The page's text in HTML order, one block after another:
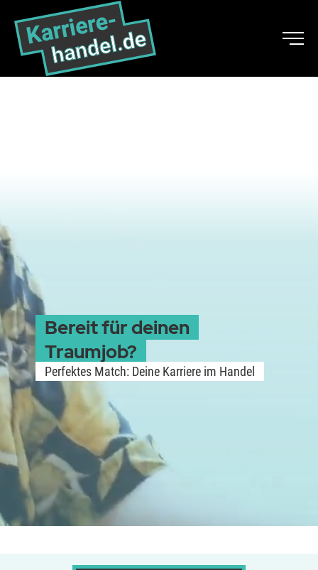
Bereit für deinen
Traumjob?
Perfektes Match: Deine Karriere im Handel